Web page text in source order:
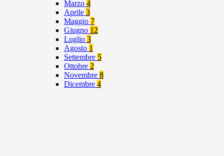
Marzo 4
Aprile 3
Maggio 7
Giugno 12
Luglio 3
Agosto 1
Settembre 5
Ottobre 2
Novembre 8
Dicembre 4